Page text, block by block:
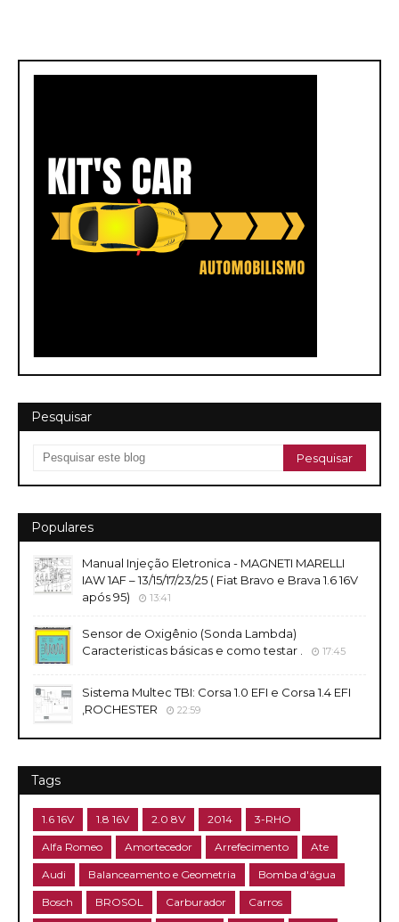
Pesquisar
Populares
Manual Injeção Eletronica - MAGNETI MARELLI
IAW 1AF – 13/15/17/23/25 ( Fiat Bravo e Brava 1.6 16V
após 95)
13:41
Sensor de Oxigênio (Sonda Lambda)
Caracteristicas básicas e como testar .
17:45
Sistema Multec TBI: Corsa 1.0 EFI e Corsa 1.4 EFI
,ROCHESTER
22:59
Tags
1.6 16V 1.8 16V 2.0 8V 2014 3-RHO
Alfa Romeo Amortecedor Arrefecimento Ate
Audi Balanceamento e Geometria Bomba d'água
Bosch BROSOL Carburador Carros